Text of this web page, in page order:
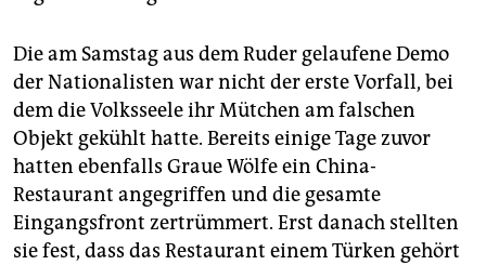
Die am Samstag aus dem Ruder gelaufene Demo
der Nationalisten war nicht der erste Vorfall, bei
dem die Volksseele ihr Mütchen am falschen
Objekt gekühlt hatte. Bereits einige Tage zuvor
hatten ebenfalls Graue Wölfe ein China-
Restaurant angegriffen und die gesamte
Eingangsfront zertrümmert. Erst danach stellten
sie fest, dass das Restaurant einem Türken gehört